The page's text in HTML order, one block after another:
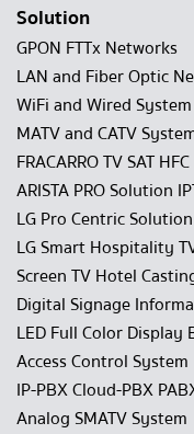
Solution
GPON FTTx Networks
LAN and Fiber Optic
WiFi and Wired System
MATV and CATV
FRACARRO TV SAT
ARISTA PRO Solution
LG Pro Centric
LG Smart Hospitality
Screen TV Hotel
Digital Signage
LED Full Color
Access Control System
IP-PBX Cloud-PBX
Analog SMATV System